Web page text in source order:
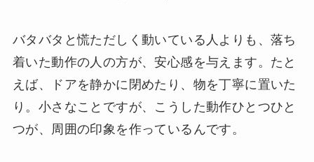
バタバタと慌ただしく動いている人よりも、落ち
着いた動作の人の方が、安心感を与えます。たと
えば、ドアを静かに閉めたり、物を丁寧に置いた
り。小さなことですが、こうした動作ひとつひと
つが、周囲の印象を作っているんです。